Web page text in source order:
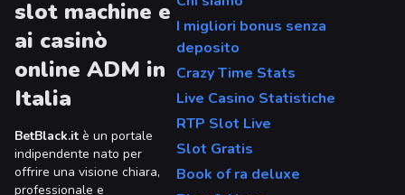
slot machine e
ai casinò
online ADM in
Italia
BetBlack.it è un portale
indipendente nato per
offrire una visione chiara,
professionale e
I migliori bonus senza
deposito
Crazy Time Stats
Live Casino Statistiche
RTP Slot Live
Slot Gratis
Book of ra deluxe